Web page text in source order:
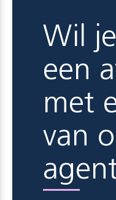
Wil
een
met
van